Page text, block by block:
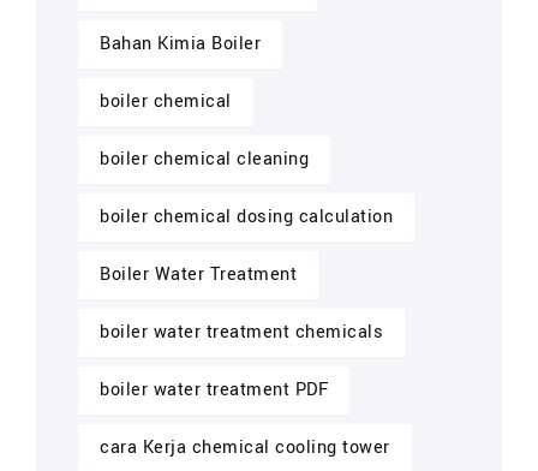
Bahan Kimia Boiler
boiler chemical
boiler chemical cleaning
boiler chemical dosing calculation
Boiler Water Treatment
boiler water treatment chemicals
boiler water treatment PDF
cara Kerja chemical cooling tower